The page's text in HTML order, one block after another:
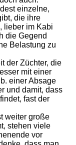
einzelne,
die ihre
lieber im Kabi
die Gegend
Belastung zu
der Züchter, die
mit einer
einer Absage
und damit, dass
fast der
weiter große
stehen viele
vor